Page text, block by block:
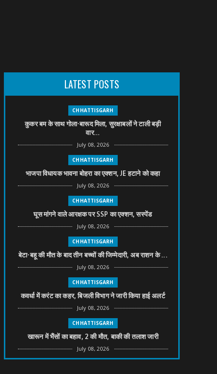
LATEST POSTS
CHHATTISGARH
कुकर बम के साथ गोला-बारूद मिला, सुरक्षाबलों ने टाली बड़ी
वार...
July 08, 2026
CHHATTISGARH
भाजपा विधायक भावना बोहरा का एक्शन, JE हटाने को कहा
July 08, 2026
CHHATTISGARH
घूस मांगने वाले आरक्षक पर SSP का एक्शन, सस्पेंड
July 08, 2026
CHHATTISGARH
बेटा-बहू की मौत के बाद तीन बच्चों की जिम्मेदारी, अब राशन के ...
July 08, 2026
CHHATTISGARH
कवर्धा में करंट का कहर, बिजली विभाग ने जारी किया हाई अलर्ट
July 08, 2026
CHHATTISGARH
खारून में भैंसों का बहाव, 2 की मौत, बाकी की तलाश जारी
July 08, 2026